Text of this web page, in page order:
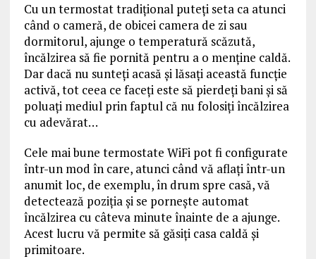
Cu un termostat tradițional puteți seta ca atunci
când o cameră, de obicei camera de zi sau
dormitorul, ajunge o temperatură scăzută,
încălzirea să fie pornită pentru a o menține caldă.
Dar dacă nu sunteți acasă și lăsați această funcție
activă, tot ceea ce faceți este să pierdeți bani și să
poluați mediul prin faptul că nu folosiți încălzirea
cu adevărat…
Cele mai bune termostate WiFi pot fi configurate
într-un mod în care, atunci când vă aflați într-un
anumit loc, de exemplu, în drum spre casă, vă
detectează poziția și se pornește automat
încălzirea cu câteva minute înainte de a ajunge.
Acest lucru vă permite să găsiți casa caldă și
primitoare.